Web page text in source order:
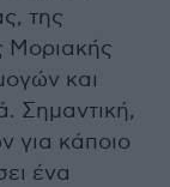
της
Μοριακής
και
Σημαντική,
για κάποιο
ένα